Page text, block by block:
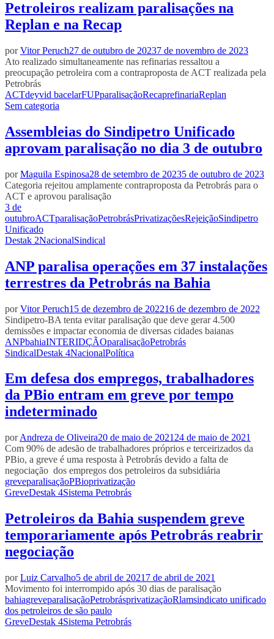
Petroleiros realizam paralisações na
Replan e na Recap
porVitor Peruch27 de outubro de 20237 de novembro de 2023
Ato realizado simultaneamente nas refinarias ressaltou a
preocupação petroleira com a contraproposta de ACT realizada pela
Petrobrás
ACTdeyvid bacelarFUPparalisaçãoRecaprefinariaReplan
Sem categoria
Assembleias do Sindipetro Unificado
aprovam paralisação no dia 3 de outubro
porMaguila Espinosa28 de setembro de 20235 de outubro de 2023
Categoria rejeitou amplamente contraproposta da Petrobrás para o
ACT e aprovou paralisação
3 de
outubroACTparalisaçãoPetrobrásPrivatizaçõesRejeiçãoSindipetro
Unificado
Destak 2NacionalSindical
ANP paralisa operações em 37 instalações
terrestres da Petrobrás na Bahia
porVitor Peruch15 de dezembro de 202216 de dezembro de 2022
Sindipetro-BA tenta evitar paralisação que deve gerar 4.500
demissões e impactar economia de diversas cidades baianas
ANPbahiaINTERIDÇÃOparalisaçãoPetrobrás
SindicalDestak 4NacionalPolítica
Em defesa dos empregos, trabalhadores
da PBio entram em greve por tempo
indeterminado
porAndreza de Oliveira20 de maio de 2021 24 de maio de 2021
Com 90% de adesão de trabalhadores próprios e terceirizados da
PBio, a greve é uma resposta à Petrobrás devido a falta de
negociação dos empregos dos petroleiros da subsidiária
greveparalisaçãoPBioprivatização
GreveDestak 4Sistema Petrobrás
Petroleiros da Bahia suspendem greve
temporariamente após Petrobrás reabrir
negociação
porLuiz Carvalho5 de abril de 2021 7 de abril de 2021
Movimento foi interrompido após 30 dias de paralisação
bahiagreveparalisaçãoPetrobrásprivatizaçãoRlamsindicato unificado
dos petroleiros de são paulo
GreveDestak 4Sistema Petrobrás